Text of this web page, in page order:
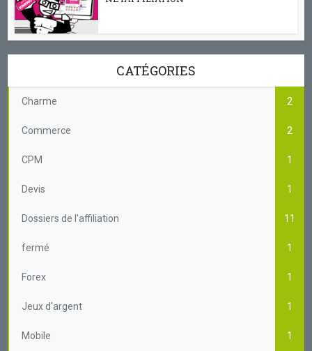
CATÉGORIES
Charme 2
Commerce 2
CPM 1
Devis 1
Dossiers de l'affiliation 11
fermé 1
Forex 1
Jeux d'argent 1
Mobile 1